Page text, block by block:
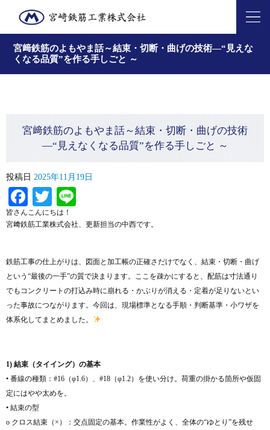
宮﨑鉄筋のよもやま話～結束・切断・曲げの技術—“見えな
くなる品質”を作る手しごと ～
宮﨑鉄筋のよもやま話～結束・切断・曲げの技術
—“見えなくなる品質”を作る手しごと ～
投稿日 2025年11月19日
Facebook
Twitter
皆さんこんにちは！
宮﨑鉄筋工業株式会社、更新担当の中西です。
鉄筋工事の仕上がりは、図面と加工帳の正確さだけでなく、結束・切断・曲げ
という“最後の一手”の質で決まります。ここを疎かにすると、配筋は寸法通り
でもコンクリートの打込み時に崩れる・かぶりが消える・定着が足りないとい
った事故につながります。今回は、現場標準となる手順・判断基準・小ワザを
体系化してまとめました。
1) 結束（タイイング）の基本
• 番線の種類：#16（φ1.6）、#18（φ1.2）を使い分け。荷重の掛かる箇所や仮固
定にはやや太めを。
• 結束の型
o クロス結束（×）：交点固定の基本。作業性がよく、全体の“ゆとり”を残せ